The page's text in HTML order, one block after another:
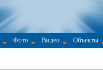
Фото Видео Объекты